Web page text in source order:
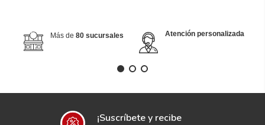
Más de 80 sucursales Atención personalizada
¡Suscríbete y recibe